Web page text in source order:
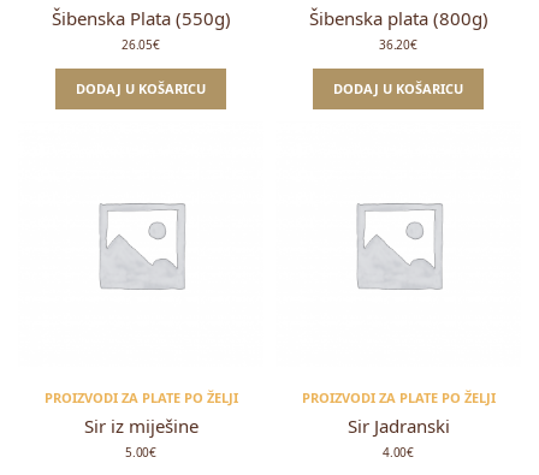
Šibenska Plata (550g)
26.05€
DODAJ U KOŠARICU
Šibenska plata (800g)
36.20€
DODAJ U KOŠARICU
PROIZVODI ZA PLATE PO ŽELJI
Sir iz miješine
5.00€
PROIZVODI ZA PLATE PO ŽELJI
Sir Jadranski
4.00€